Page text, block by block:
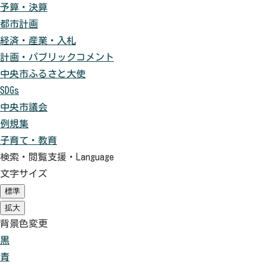
予算・決算
都市計画
経済・産業・入札
計画・パブリックコメント
中央市ふるさと大使
SDGs
中央市議会
例規集
子育て・教育
検索・閲覧支援・
Language
文字サイズ
標準
期
状
態）
拡大
期
状
背景色変更
黒
青